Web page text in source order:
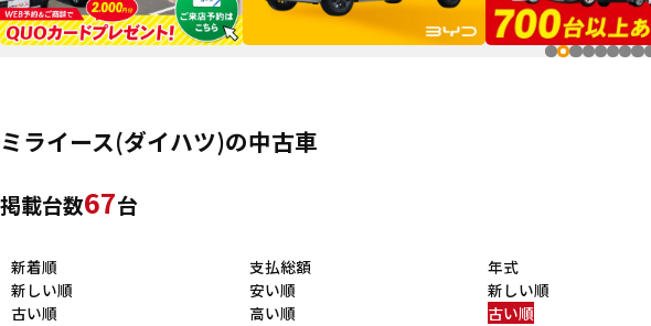
ミライース(ダイハツ)の中古車
掲載台数67台
新着順
新しい順
古い順
支払総額
安い順
高い順
年式
新しい順
古い順